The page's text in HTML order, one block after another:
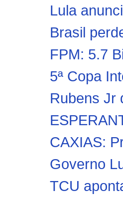
Lula
Brasil
FPM: 5.7
5ª Copa
Rubens Jr
CAXIAS:
Governo
TCU